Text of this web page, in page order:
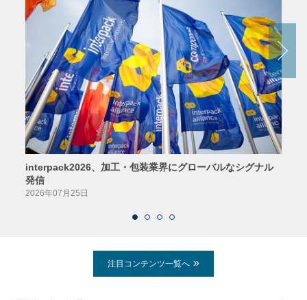
interpack2026、加工・包装業界にグローバルなシグナル
発信
2026年07月25日
注目コンテンツ一覧へ